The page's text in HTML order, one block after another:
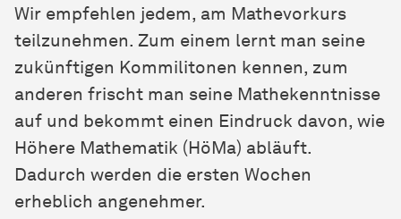
Wir empfehlen jedem, am Mathevorkurs
teilzunehmen. Zum einem lernt man seine
zukünftigen Kommilitonen kennen, zum
anderen frischt man seine Mathekenntnisse
auf und bekommt einen Eindruck davon, wie
Höhere Mathematik (HöMa) abläuft.
Dadurch werden die ersten Wochen
erheblich angenehmer.